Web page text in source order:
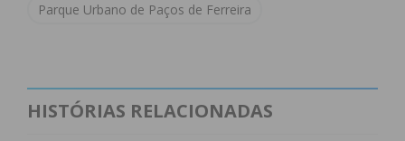
Câmara Municipal.
Subscreva a newsletter do
Imediato
Parque Urbano de Paços de Ferreira
HISTÓRIAS RELACIONADAS